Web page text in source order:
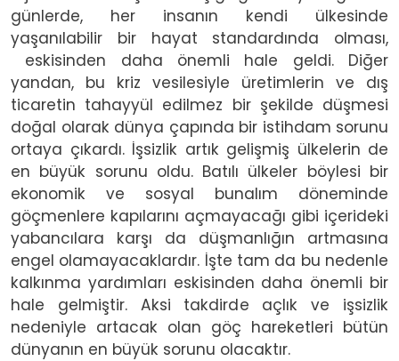
günlerde, her insanın kendi ülkesinde
yaşanılabilir bir hayat standardında olması,
eskisinden daha önemli hale geldi. Diğer
yandan, bu kriz vesilesiyle üretimlerin ve dış
ticaretin tahayyül edilmez bir şekilde düşmesi
doğal olarak dünya çapında bir istihdam sorunu
ortaya çıkardı. İşsizlik artık gelişmiş ülkelerin de
en büyük sorunu oldu. Batılı ülkeler böylesi bir
ekonomik ve sosyal bunalım döneminde
göçmenlere kapılarını açmayacağı gibi içerideki
yabancılara karşı da düşmanlığın artmasına
engel olamayacaklardır. İşte tam da bu nedenle
kalkınma yardımları eskisinden daha önemli bir
hale gelmiştir. Aksi takdirde açlık ve işsizlik
nedeniyle artacak olan göç hareketleri bütün
dünyanın en büyük sorunu olacaktır.